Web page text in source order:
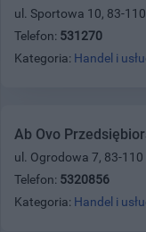
ul. Sportowa 10, 83-
Telefon: 531270
Kategoria: Handel i
Ab Ovo
ul. Ogrodowa 7, 83-110
Telefon: 5320856
Kategoria: Handel i